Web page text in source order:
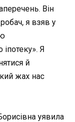
Він
я взяв у
Я
й
жах нас
уявила